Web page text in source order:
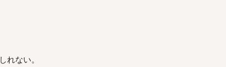
ない。